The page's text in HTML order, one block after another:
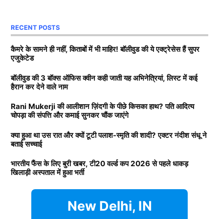
चुके हैं.
Daughters of Bollywood Actresses: मां से भी ज्यादा
खूबसूरत? इन 3 बॉलीवुड एक्ट्रेसेस की बेटियों ने लूटी महफिल
बॉलीवुड की 3 सबसे बड़ी हीरोइन्स जिनकी नानी-परनानी कोठे पर
TAGGED: #bollywood Aditya chopra
Rani Mukerji Husband
दावा किया गया कि पलाश ने स्मृति (Smriti Mandhana) को
धोखा दिया है. लेकिन क्रिकेटर ने कभी अधिकारिक तौर पर नहीं
बताया कि उनके मंगेतर ने धोखा दिया है. अब टीवी एक्टर नंदीश
संधू ने बताया है कि उस रात क्या हुआ?
Smriti Mandhana और पलाश की क्यों
टूटी शादी?
दरअसल, टीवी एक्टर नंदीश संधू स्मृति और पलाश की शादी में
पहुंचे थे. उस वक्त वह वेन्यू पर ही था. अब नंदीश संधू ने बताया
कि उस रात दोनों परिवारों के बीच क्या हुआ था. मिस मालिनी को
दिए गए इंटरव्यू में नंदीश ने पलाश पर लगे धोखे के आरोपों पर
उन्होंने कहा कि कुछ भी कहने से पहले पलाश को उनका पक्ष रखने
RECENT POSTS
कैमरे के सामने ही नहीं, किताबों में भी माहिर! बॉलीवुड की ये एक्ट्रेसेस हैं सुपर
एजुकेटेड
बॉलीवुड की 3 बॉक्स ऑफिस क्वीन कही जाती यह अभिनेत्रियां, लिस्ट में कई
हैरान कर देने वाले नाम
Rani Mukerji की आलीशान ज़िंदगी के पीछे किसका हाथ? पति आदित्य
चोपड़ा की संपत्ति और कमाई सुनकर चौंक जाएंगे
क्या हुआ था उस रात और क्यों टूटी पलाश-स्मृति की शादी? एक्टर नंदीश संधू ने
बताई सच्चाई
भारतीय फैंस के लिए बुरी खबर, टी20 वर्ल्ड कप 2026 से पहले धाकड़
खिलाड़ी अस्पताल में हुआ भर्ती
New Delhi, IN